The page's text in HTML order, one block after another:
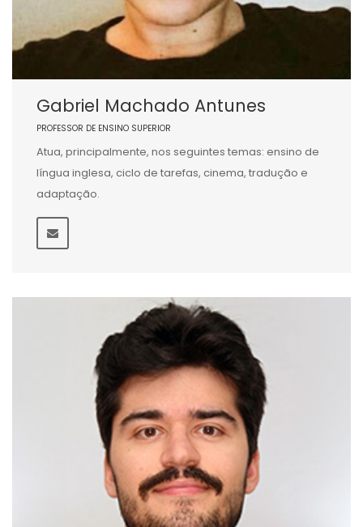
Gabriel Machado Antunes
PROFESSOR DE ENSINO SUPERIOR
Atua, principalmente, nos seguintes temas: ensino de
língua inglesa, ciclo de tarefas, cinema, tradução e
adaptação.